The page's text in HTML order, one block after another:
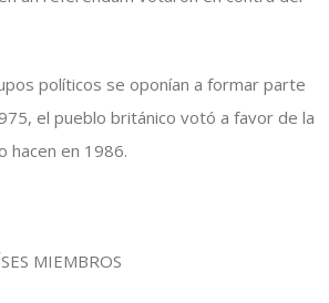
políticos se oponían a formar parte
el pueblo británico votó a favor de la
hacen en 1986.
MIEMBROS